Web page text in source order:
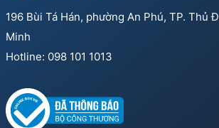
196 Bùi Tá Hán, phường An Phú, TP. Thủ
Minh
Hotline: 098 101 1013